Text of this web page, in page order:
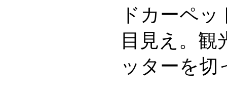
ドカーペ
目見え。
ッターを切